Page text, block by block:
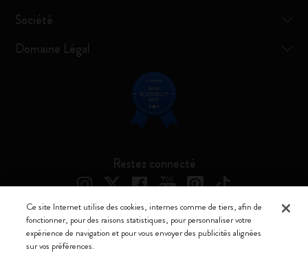
Société
Domaine Légal
Restez connecté
Moleskine ® est une marque enregistrée de Moleskine Srl a socio unico
Ce site Internet utilise des cookies, internes comme de tiers, afin de
fonctionner, pour des raisons statistiques, pour personnaliser votre
expérience de navigation et pour vous envoyer des publicités alignées
sur vos préférences.